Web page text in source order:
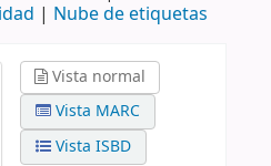
Nube de etiquetas
Vista normal
Vista MARC
Vista ISBD